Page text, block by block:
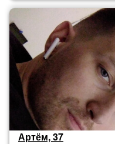
Артём, 37